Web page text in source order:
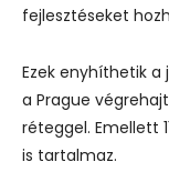
fejlesztéseket
Ezek enyhíthetik a
a Prague
réteggel. Emellett
is tartalmaz.